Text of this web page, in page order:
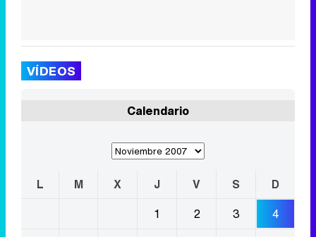
VÍDEOS
Calendario
L M X J V S
D
1
2 3
4